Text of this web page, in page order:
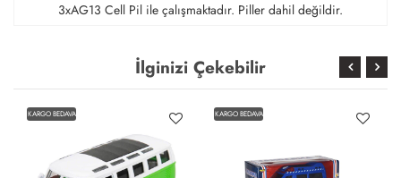
3xAG13 Cell Pil ile çalışmaktadır. Piller dahil değildir.
İlginizi Çekebilir
KARGO BEDAVA KARGO BEDAVA